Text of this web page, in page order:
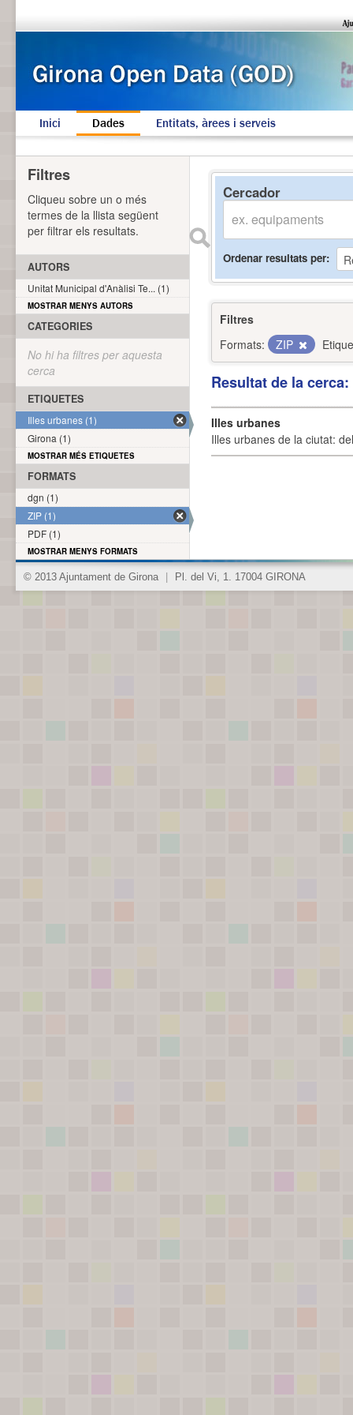
Inici Dades Entitats, àrees i serveis
Cercador
Ordenar resultats per
Filtres
Formats:
ZIP
Resultat de la
Illes urbanes
Illes urbanes de la ciutat:
Filtres
Cliqueu sobre un o més
termes de la llista següent
per filtrar els resultats.
AUTORS
Unitat Municipal d'Anàlisi Te... (1)
MOSTRAR MENYS AUTORS
CATEGORIES
No hi ha filtres per aquesta
cerca
ETIQUETES
Illes urbanes (1)
Girona (1)
MOSTRAR MÉS ETIQUETES
FORMATS
dgn (1)
ZIP (1)
PDF (1)
MOSTRAR MENYS FORMATS
© 2013 Ajuntament de Girona Pl. del Vi, 1. 17004 GIRONA